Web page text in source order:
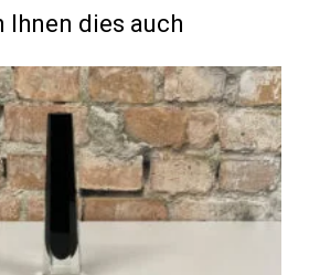
dies auch